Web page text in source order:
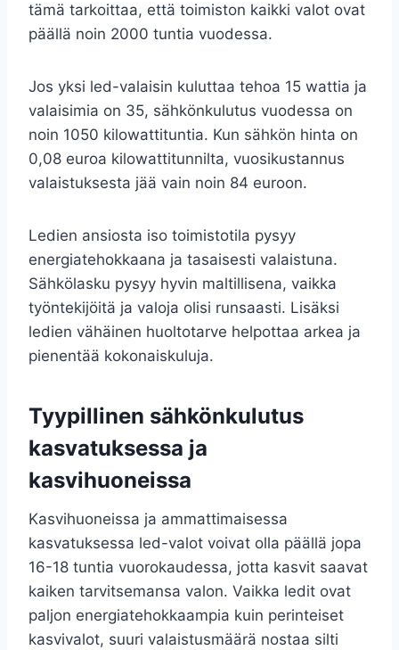
tämä tarkoittaa, että toimiston kaikki valot ovat
päällä noin 2000 tuntia vuodessa.
Jos yksi led-valaisin kuluttaa tehoa 15 wattia ja
valaisimia on 35, sähkönkulutus vuodessa on
noin 1050 kilowattituntia. Kun sähkön hinta on
0,08 euroa kilowattitunnilta, vuosikustannus
valaistuksesta jää vain noin 84 euroon.
Ledien ansiosta iso toimistotila pysyy
energiatehokkaana ja tasaisesti valaistuna.
Sähkölasku pysyy hyvin maltillisena, vaikka
työntekijöitä ja valoja olisi runsaasti. Lisäksi
ledien vähäinen huoltotarve helpottaa arkea ja
pienentää kokonaiskuluja.
Tyypillinen sähkönkulutus
kasvatuksessa ja
kasvihuoneissa
Kasvihuoneissa ja ammattimaisessa
kasvatuksessa led-valot voivat olla päällä jopa
16-18 tuntia vuorokaudessa, jotta kasvit saavat
kaiken tarvitsemansa valon. Vaikka ledit ovat
paljon energiatehokkaampia kuin perinteiset
kasvivalot, suuri valaistusmäärä nostaa silti